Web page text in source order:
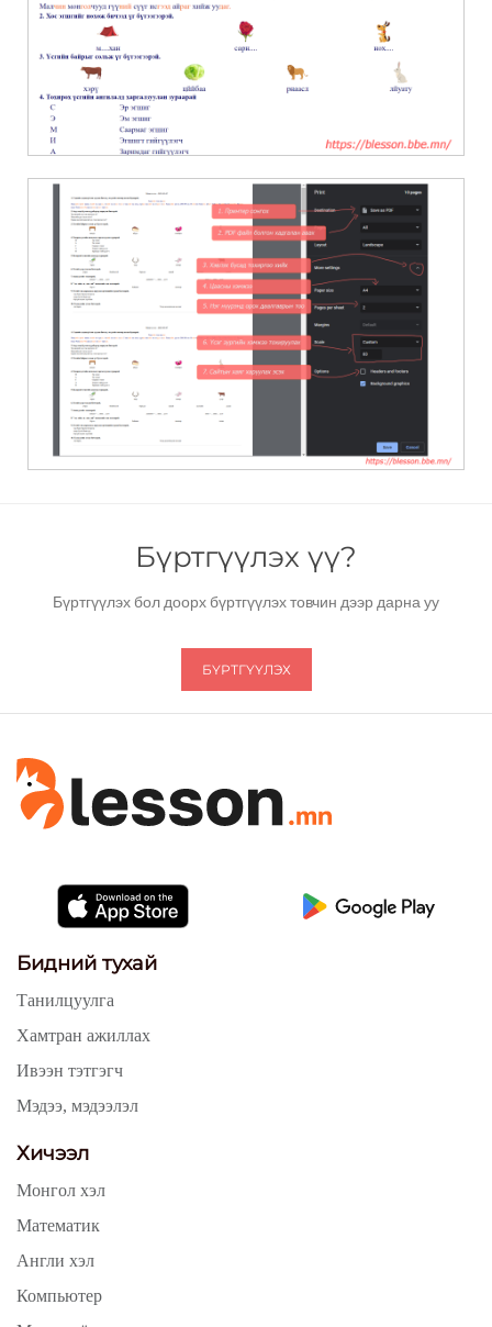
Бүртгүүлэх үү?
Бүртгүүлэх бол доорх бүртгүүлэх товчин дээр дарна уу
БҮРТГҮҮЛЭХ
Бидний тухай
Танилцуулга
Хамтран ажиллах
Ивээн тэтгэгч
Мэдээ, мэдээлэл
Хичээл
Монгол хэл
Математик
Англи хэл
Компьютер